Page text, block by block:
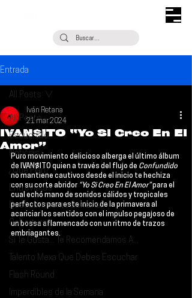
Entrada
All Posts
Escúchalo
Noticias
¿Qué Plan?
Entrevistas
Descubrimiento Semanal
Coberturas
Si Te Gusta... Te Recomendamos A...
Talento Mexa Que Debes Escuchar
Flash Round
Imperdibles de la Semana
All Posts
IVAN$ITO “Yo Si Creo En El
Amor”
Iván Retana
21 mar 2024
Puro movimiento delicioso alberga el último álbum
de IVAN$ITO quien a través del flujo de Confundido
no mantiene cautivos desde el inicio te hechiza
con su corte abridor “Yo Si Creo En El Amor” para el
cual echó mano de sonidos cálidos y tropicales
perfectos para este inicio de la primavera al
acariciar los sentidos con el impulso pegajoso de
un bossa aflamencado con un ritmo de trazos
embriagantes.